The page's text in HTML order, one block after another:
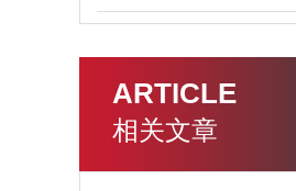
ARTICLE
相关文章